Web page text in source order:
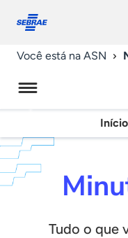
conosco
Você está na ASN
Início
Tudo o que